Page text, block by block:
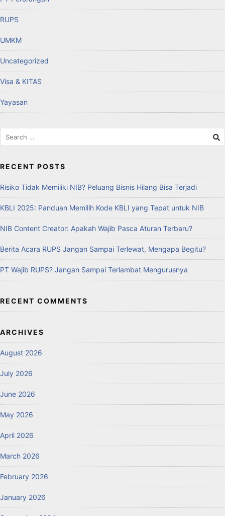
RUPS
UMKM
Uncategorized
Visa & KITAS
Yayasan
RECENT POSTS
Risiko Tidak Memiliki NIB? Peluang Bisnis Hilang Bisa Terjadi
KBLI 2025: Panduan Memilih Kode KBLI yang Tepat untuk NIB
NIB Content Creator: Apakah Wajib Pasca Aturan Terbaru?
Berita Acara RUPS Jangan Sampai Terlewat, Mengapa Begitu?
PT Wajib RUPS? Jangan Sampai Terlambat Mengurusnya
RECENT COMMENTS
ARCHIVES
August 2026
July 2026
June 2026
May 2026
April 2026
March 2026
February 2026
January 2026